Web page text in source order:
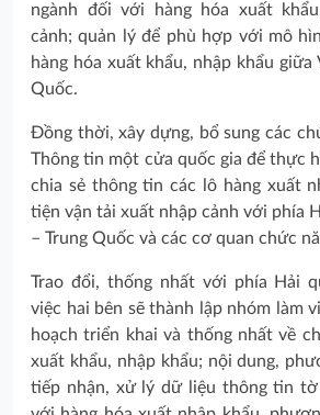
ngành đối với hàng hóa xuất
cảnh; quản lý để phù hợp với mô
hàng hóa xuất khẩu, nhập khẩu giữa
Quốc.
Đồng thời, xây dựng, bổ sung các
Thông tin một cửa quốc gia để thực
chia sẻ thông tin các lô hàng xuất
tiện vận tải xuất nhập cảnh với phía
– Trung Quốc và các cơ quan chức
Trao đổi, thống nhất với phía Hải
việc hai bên sẽ thành lập nhóm làm
hoạch triển khai và thống nhất về
xuất khẩu, nhập khẩu; nội dung,
tiếp nhận, xử lý dữ liệu thông tin tờ